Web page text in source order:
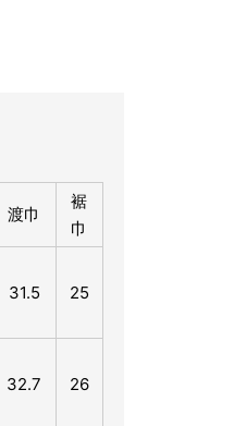
渡巾
裾
巾
31.5 25
32.7 26